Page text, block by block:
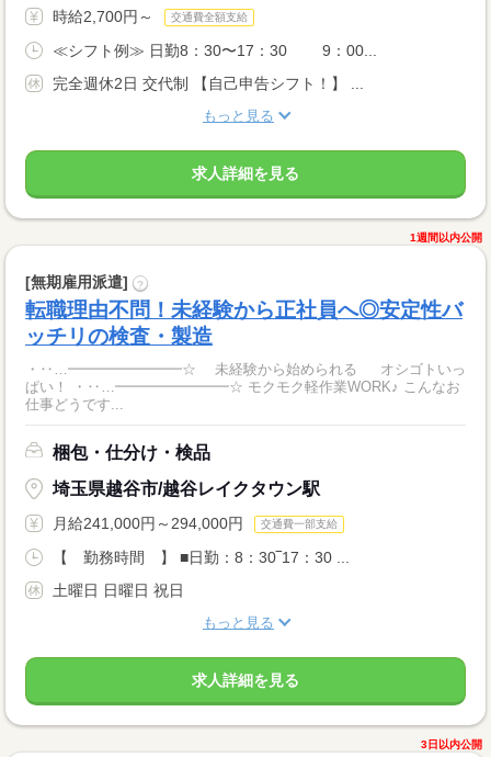
時給2,700円～ 交通費全額支給
≪シフト例≫ 日勤8：30〜17：30 9：00...
完全週休2日 交代制 【自己申告シフト！】 ...
もっと見る
求人詳細を見る
1週間以内公開
[無期雇用派遣] ?
転職理由不問！未経験から正社員へ◎安定性バ
ッチリの検査・製造
・‥…━━━━━━━━☆ 未経験から始められる オシゴトいっ
ぱい！ ・‥…━━━━━━━━☆ モクモク軽作業WORK♪ こんなお
仕事どうです...
梱包・仕分け・検品
埼玉県越谷市/越谷レイクタウン駅
月給241,000円～294,000円 交通費一部支給
【 勤務時間 】 ■日勤：8：30‾17：30 ...
土曜日 日曜日 祝日
もっと見る
求人詳細を見る
3日以内公開